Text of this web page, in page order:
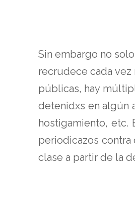
Sin embargo no
recrudece cada
públicas, hay
detenidxs en algún
hostigamiento, etc.
periodicazos
clase a partir de la